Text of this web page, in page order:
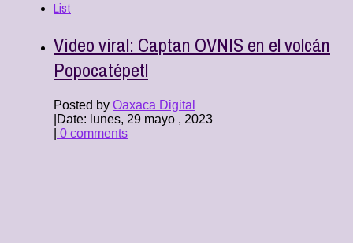
List
Video viral: Captan OVNIS en el volcán
Popocatépetl
Posted by Oaxaca Digital
Date: lunes, 29 mayo , 2023
0 comments